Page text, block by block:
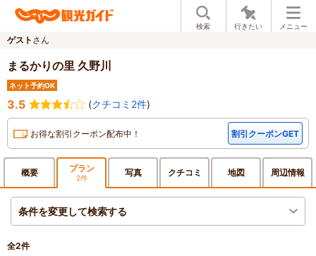
検索 行きたい メニュー
ゲスト さん
まるかりの里 久野川
ネット予約OK
3.5 (クチコミ2件)
お得な割引クーポン配布中！ 割引クーポンGET
概要 プラン
2件 写真 クチコミ 地図 周辺情報
条件を変更して検索する
全2件